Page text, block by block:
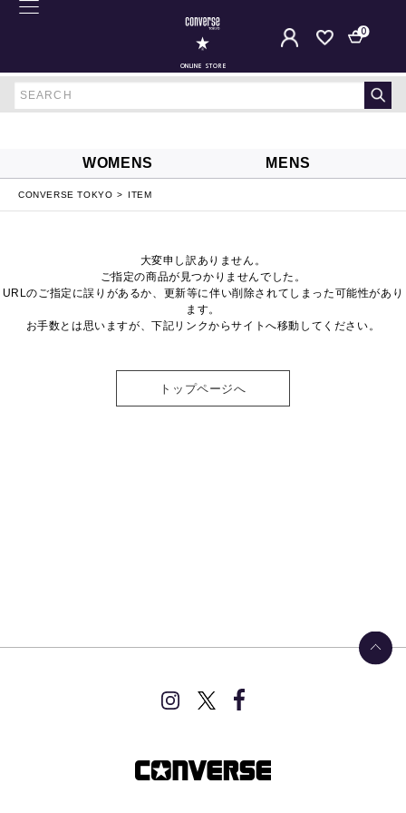
ONLINE STORE
0
WOMENS MENS
CONVERSE TOKYO ITEM
大変申し訳ありません。
ご指定の商品が見つかりませんでした。
URLのご指定に誤りがあるか、更新等に伴い削除されてしまった可能性があり
ます。
お手数とは思いますが、下記リンクからサイトへ移動してください。
トップページへ